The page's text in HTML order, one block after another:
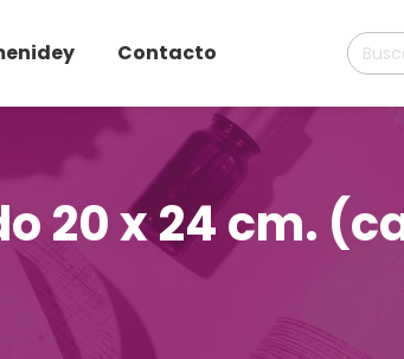
Contacto
20 x 24 cm.